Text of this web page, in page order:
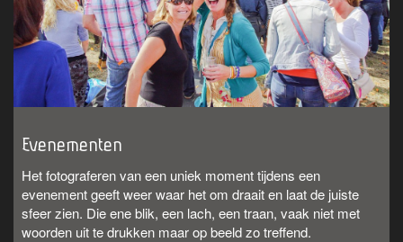
Evenementen
Het fotograferen van een uniek moment tijdens een
evenement geeft weer waar het om draait en laat de juiste
sfeer zien. Die ene blik, een lach, een traan, vaak niet met
woorden uit te drukken maar op beeld zo treffend.